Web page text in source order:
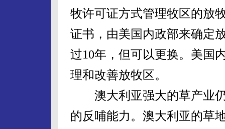
牧许可证方式管理牧区的放
证书，由美国内政部来确定
过10年，但可以更换。美国
理和改善放牧区。
澳大利亚强大的草产业仍
的反哺能力。澳大利亚的草